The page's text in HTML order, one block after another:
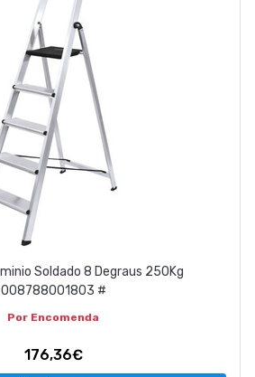
Soldado 8 Degraus 250Kg
008788001803 #
Por Encomenda
176,36€